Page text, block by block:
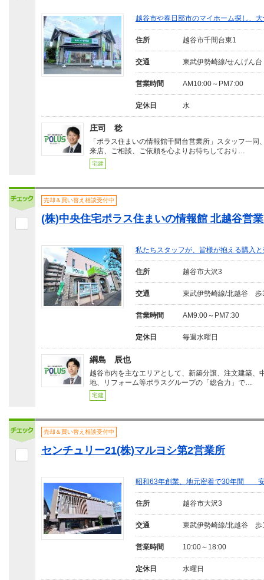
越谷市や春日部市のマイホーム探し、
住所 越谷市千間台東1
交通 東武伊勢崎線/せんげん
営業時間 AM10:00～PM7:00
定休日 水
庄司 稔
「ポラス住まいの情報館千間台営業所」スタッフ一同
来店、ご相談、ご依頼を心よりお待ちしており…
宅建
売却＆買い替え相談受付中
(株)中央住宅ポラス住まいの情報館 北越谷営
私たちスタッフが、皆様が抱える購入
住所 越谷市大沢3
交通 東武伊勢崎線/北越谷 歩
営業時間 AM9:00～PM7:30
定休日 毎週水曜日
綱島 辰也
越谷市内を主なエリアとして、新築分譲、注文建築、
地、リフォーム等ポラスグループの「総合力」で…
宅建
売却＆買い替え相談受付中
センチュリー21(株)マルヨシ第2営業所
昭和63年創業、地元密着で30年間 安
住所 越谷市大沢3
交通 東武伊勢崎線/北越谷 歩
営業時間 10:00～18:00
定休日 水曜日